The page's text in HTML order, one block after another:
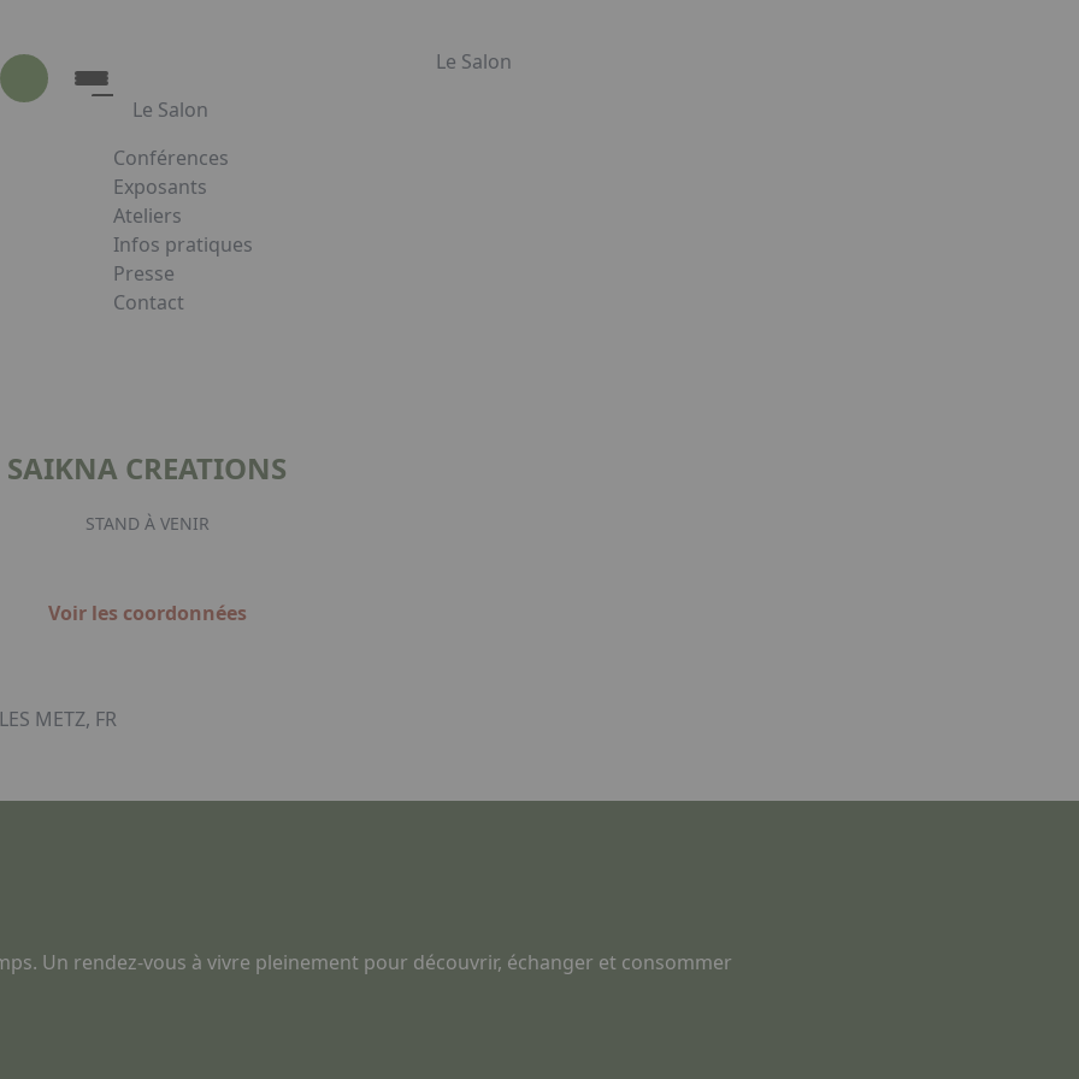
Le Salon
Le Salon
Le Salon
Présentation du Salon
Animations
Les Partenaires
Conférences
Exposants
Ateliers
Infos pratiques
Presse
Contact
SAIKNA CREATIONS
STAND À VENIR
Voir les coordonnées
METZ, FR
Un rendez-vous à vivre pleinement pour découvrir, échanger et consommer